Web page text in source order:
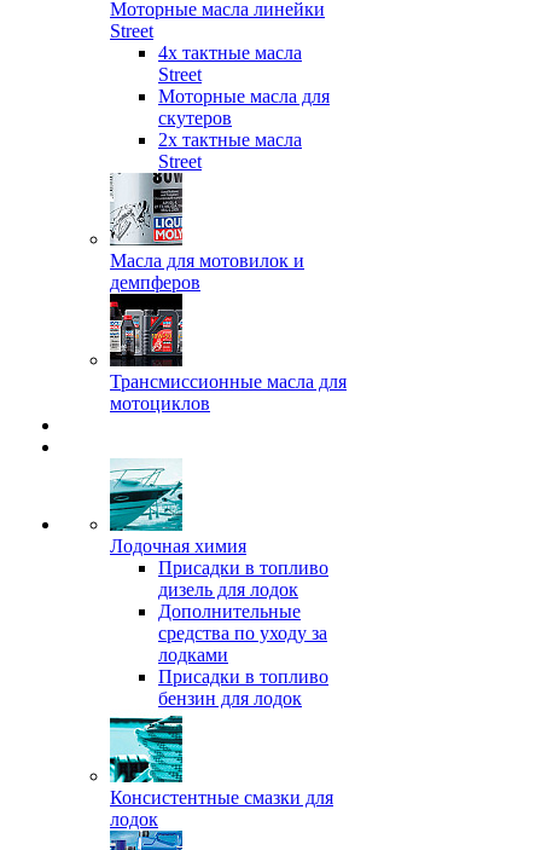
Моторные масла линейки
Street
4х тактные масла
Street
Моторные масла для
скутеров
2х тактные масла
Street
Масла для мотовилок и
демпферов
Трансмиссионные масла для
мотоциклов
Лодочная химия
Присадки в топливо
дизель для лодок
Дополнительные
средства по уходу за
лодками
Присадки в топливо
бензин для лодок
Консистентные смазки для
лодок